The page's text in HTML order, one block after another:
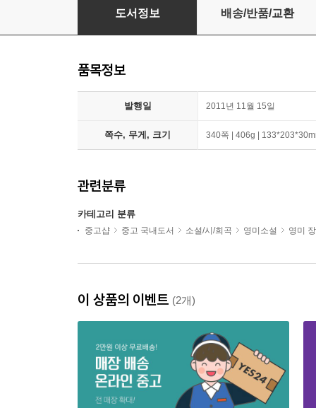
오기 마치의 모험 2
도서정보 배송/반품/교환
품목정보
발행일 2011년 11월 15일
쪽수, 무게, 크기 340쪽 | 406g |
관련분류
카테고리 분류
중고샵 중고 국내도서 소설/시/희곡 영미소설 영미
이 상품의 이벤트 (2개)